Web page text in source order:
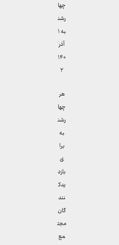
چها
رشن
به ۱
آذر
۱۴۰
۲
هر
چها
رشن
به
برا
ی
بازد
یدک
نند
گان
مجت
مع